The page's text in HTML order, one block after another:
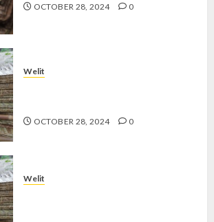
OCTOBER 28, 2024 0
Welit
OCTOBER 28, 2024 0
Welit